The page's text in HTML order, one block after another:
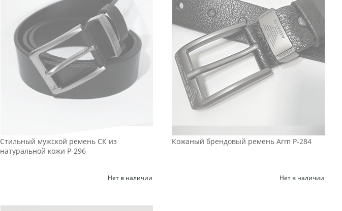
Стильный мужской ремень СК из
натуральной кожи Р-296
Нет в наличии
Кожаный брендовый ремень Arm Р-284
Нет в наличии